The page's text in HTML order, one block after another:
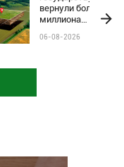
вернули более
миллиона
сельхозземель
06-08-2026